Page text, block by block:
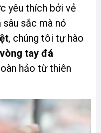
yêu thích bởi vẻ
sâu sắc mà nó
, chúng tôi tự hào
vòng tay đá
hảo từ thiên